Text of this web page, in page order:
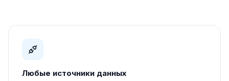
Любые источники данных